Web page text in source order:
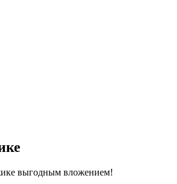
выгодным вложением!